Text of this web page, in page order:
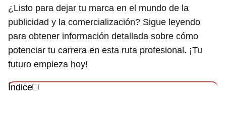
¿Listo para dejar tu marca en el mundo de la
publicidad y la comercialización? Sigue leyendo
para obtener información detallada sobre cómo
potenciar tu carrera en esta ruta profesional. ¡Tu
futuro empieza hoy!
Índice